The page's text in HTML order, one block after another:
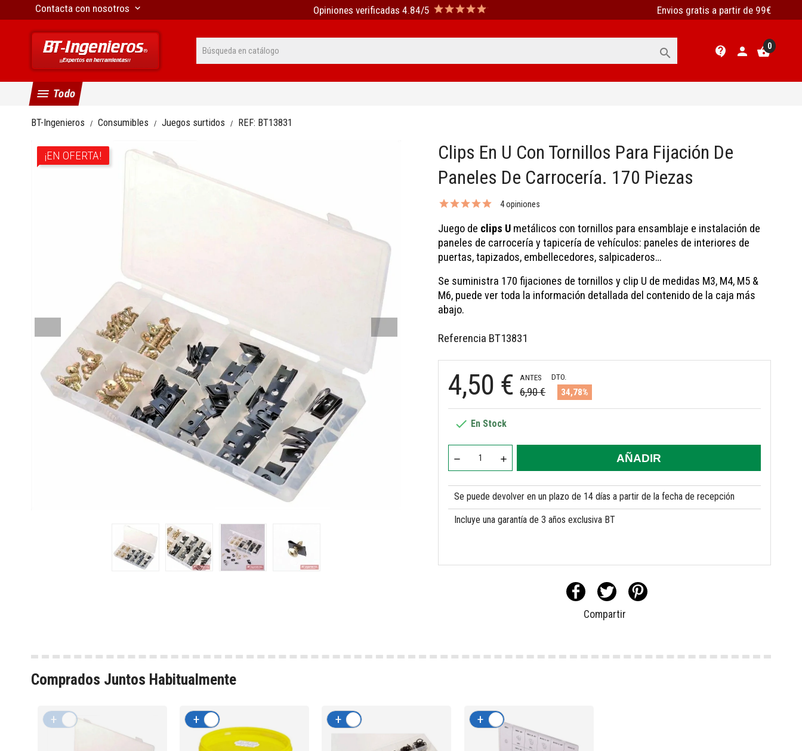
Contacta con nosotros keyboard_arrow_down Opiniones verificadas 4.84/5 Envios gratis a partir de 99€
 contact_support person shopping_basket0
menu Todo
BT-Ingenieros Consumibles Juegos surtidos REF: BT13831
¡EN OFERTA!
Clips En U Con Tornillos Para Fijación De
Paneles De Carrocería. 170 Piezas
4 opiniones
Juego de clips U metálicos con tornillos para ensamblaje e instalación de
paneles de carrocería y tapicería de vehículos: paneles de interiores de
puertas, tapizados, embellecedores, salpicaderos…
Se suministra 170 fijaciones de tornillos y clip U de medidas M3, M4, M5 &
M6, puede ver toda la información detallada del contenido de la caja más
abajo.
Referencia BT13831
4,50 € ANTES
6,90 €
DTO.
34,78%
 En Stock
AÑADIR
Se puede devolver en un plazo de 14 días a partir de la fecha de recepción
Incluye una garantía de 3 años exclusiva BT
Compartir
Comprados Juntos Habitualmente
+ + + +